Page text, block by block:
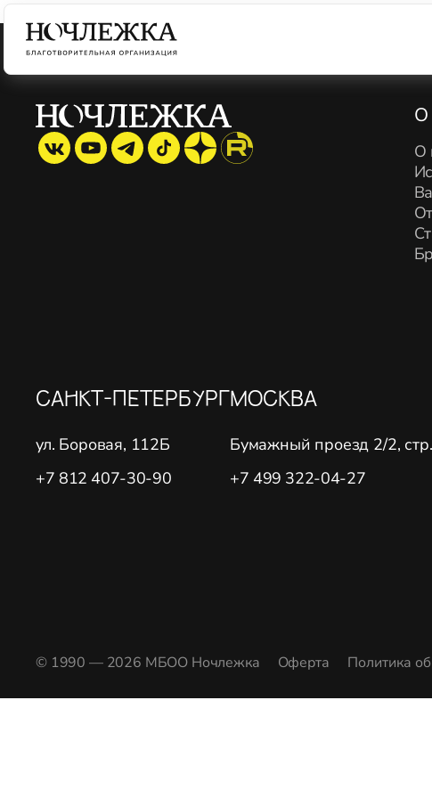
О
О
САНКТ-ПЕТЕРБУРГ
ул. Боровая, 112Б
+7 812 407-30-90
МОСКВА
Бумажный проезд 2/2,
+7 499 322-04-27
© 1990 — 2026 МБОО Ночлежка Оферта Политика